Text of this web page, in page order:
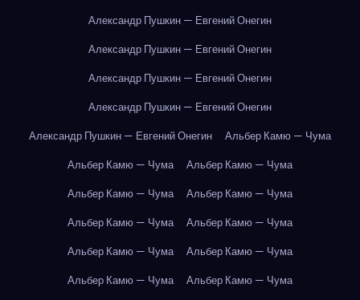
Александр Пушкин — Евгений Онегин
Александр Пушкин — Евгений Онегин
Александр Пушкин — Евгений Онегин
Александр Пушкин — Евгений Онегин
Александр Пушкин — Евгений Онегин
Альбер Камю — Чума
Альбер Камю — Чума
Альбер Камю — Чума
Альбер Камю — Чума
Альбер Камю — Чума
Альбер Камю — Чума
Альбер Камю — Чума
Альбер Камю — Чума
Альбер Камю — Чума
Альбер Камю — Чума
Альбер Камю — Чума